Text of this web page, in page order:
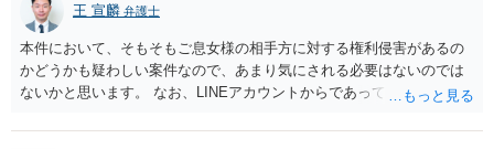
王 宣麟 弁護士
本件において、そもそもご息女様の相手方に対する権利侵害があるの
かどうかも疑わしい案件なので、あまり気にされる必要はないのでは
ないかと思います。 なお、LINEアカウントからであっても、そこに紐
るパターンはありえるものの、本件のような精神的損害が発生したと